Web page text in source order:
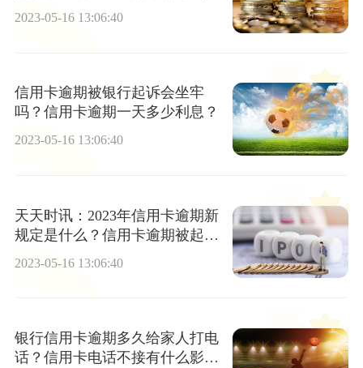
天播报
2023-05-16 13:06:40
信用卡逾期被银行起诉会坐牢
吗？信用卡逾期一天多少利息？
2023-05-16 13:06:40
天天时讯：2023年信用卡逾期新
规定是什么？信用卡逾期被起诉
2023-05-16 13:06:40
银行信用卡逾期多久给家人打电
话？信用卡电话不接有什么影响